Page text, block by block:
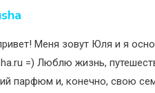
Меня зовут Юля и я
=) Люблю жизнь,
парфюм и, конечно, свою